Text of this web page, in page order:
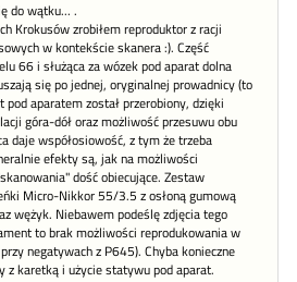
do wątku... .
Krokusów zrobiłem reproduktor z racji
w kontekście skanera :). Część
66 i służąca za wózek pod aparat dolna
się po jednej, oryginalnej prowadnicy (to
aparatem został przerobiony, dzięki
góra-dół oraz możliwość przesuwu obu
daje współosiowość, z tym że trzeba
efekty są, jak na możliwości
dość obiecujące. Zestaw
Micro-Nikkor 55/3.5 z osłoną gumową
wężyk. Niebawem podeślę zdjęcia tego
to brak możliwości reprodukowania w
negatywach z P645). Chyba konieczne
z karetką i użycie statywu pod aparat.